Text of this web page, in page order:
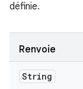
définie.
Renvoie
String